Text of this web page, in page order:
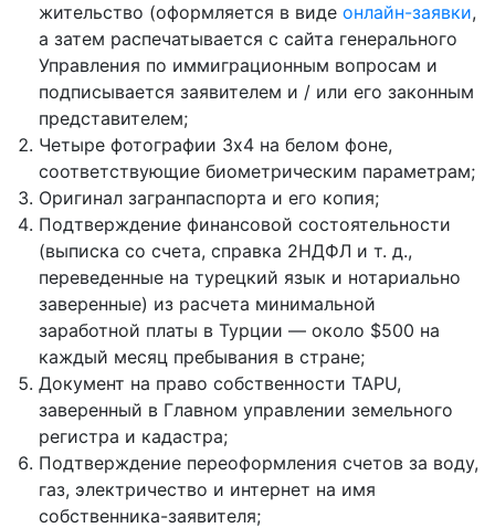
жительство (оформляется в виде онлайн-заявки,
а затем распечатывается с сайта генерального
Управления по иммиграционным вопросам и
подписывается заявителем и / или его законным
представителем;
Четыре фотографии 3х4 на белом фоне,
соответствующие биометрическим параметрам;
Оригинал загранпаспорта и его копия;
Подтверждение финансовой состоятельности
(выписка со счета, справка 2НДФЛ и т. д.,
переведенные на турецкий язык и нотариально
заверенные) из расчета минимальной
заработной платы в Турции — около $500 на
каждый месяц пребывания в стране;
Документ на право собственности TAPU,
заверенный в Главном управлении земельного
регистра и кадастра;
Подтверждение переоформления счетов за воду,
газ, электричество и интернет на имя
собственника-заявителя;